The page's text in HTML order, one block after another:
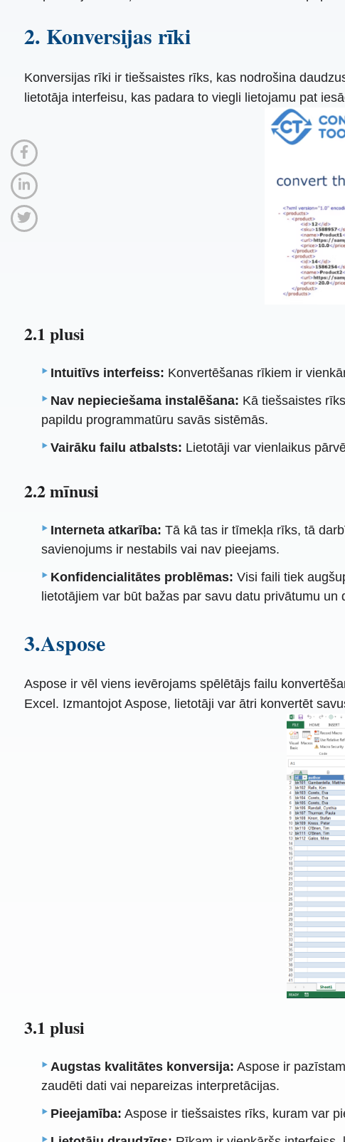
2. Konversijas rīki
Konversijas rīki ir tiešsaistes rīks, kas nodrošina
lietotāja interfeisu, kas padara to viegli lietojamu pat
2.1 plusi
Intuitīvs interfeiss: Konvertēšanas rīkiem ir
Nav nepieciešama instalēšana: Kā tiešsaistes
papildu programmatūru savās sistēmās.
Vairāku failu atbalsts: Lietotāji var vienlaikus
2.2 mīnusi
Interneta atkarība: Tā kā tas ir tīmekļa rīks, tā
savienojums ir nestabils vai nav pieejams.
Konfidencialitātes problēmas: Visi faili tiek
lietotājiem var būt bažas par savu datu privātumu un
3.Aspose
Aspose ir vēl viens ievērojams spēlētājs failu
Excel. Izmantojot Aspose, lietotāji var ātri konvertēt
3.1 plusi
Augstas kvalitātes konversija: Aspose ir
zaudēti dati vai nepareizas interpretācijas.
Pieejamība: Aspose ir tiešsaistes rīks, kuram var